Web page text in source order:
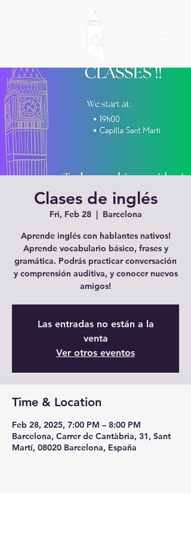
Clases de inglés
Fri, Feb 28
  |
Barcelona
Aprende inglés con hablantes nativos!
Aprende vocabulario básico, frases y
gramática. Podrás practicar conversación
y comprensión auditiva, y conocer nuevos
amigos!
Las entradas no están a la
venta
Ver otros eventos
Time & Location
Feb 28, 2025, 7:00 PM – 8:00 PM
Barcelona, Carrer de Cantàbria, 31, Sant
Martí, 08020 Barcelona, España